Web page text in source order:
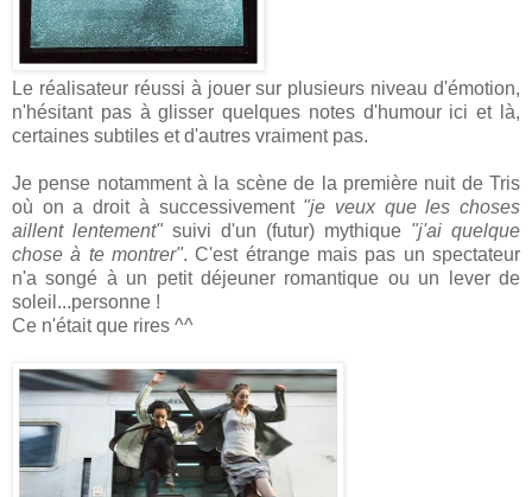
Le réalisateur réussi à jouer sur plusieurs niveau d'émotion,
n'hésitant pas à glisser quelques notes d'humour ici et là,
certaines subtiles et d'autres vraiment pas.
Je pense notamment à la scène de la première nuit de Tris
où on a droit à successivement "je veux que les choses
aillent lentement" suivi d'un (futur) mythique "j'ai quelque
chose à te montrer". C'est étrange mais pas un spectateur
n'a songé à un petit déjeuner romantique ou un lever de
soleil...personne !
Ce n'était que rires ^^